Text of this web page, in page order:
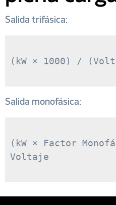
Salida trifásica:
(kW × 1000) /
Salida monofásica:
(kW × Factor
Voltaje